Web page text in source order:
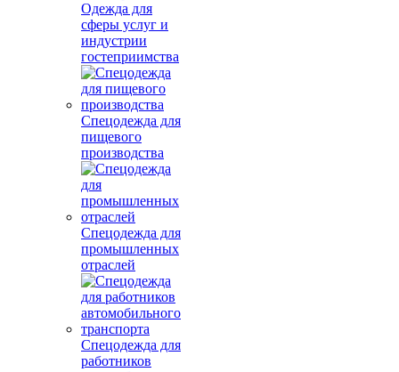
Одежда для
сферы услуг и
индустрии
гостеприимства
Спецодежда для
пищевого
производства
Спецодежда для
промышленных
отраслей
Спецодежда для
работников